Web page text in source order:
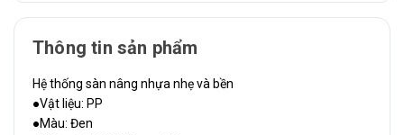
Thông tin sản phẩm
Hệ thống sàn nâng nhựa nhẹ và bền
●Vật liệu: PP
●Màu: Đen